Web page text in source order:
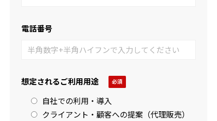
電話番号
想定されるご利用用途
自社での利用・導入
クライアント・顧客への提案（代理販売）